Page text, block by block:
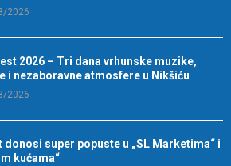
2026
2026 – Tri dana vrhunske muzike,
i nezaboravne atmosfere u Nikšiću
2026
donosi super popuste u „SL Marketima“ i
kućama“